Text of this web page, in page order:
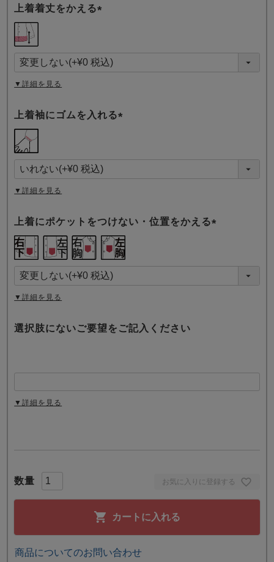
お気に入りに登録する
カートに入れる
上着着丈をかえる
須
)
▼詳細を見る
上着袖にゴムを入れる
須
)
▼詳細を見る
上着にポケットをつけない・位置をかえる
須
)
▼詳細を見る
選択肢にないご要望をご記入ください
▼詳細を見る
商品についてのお問い合わせ